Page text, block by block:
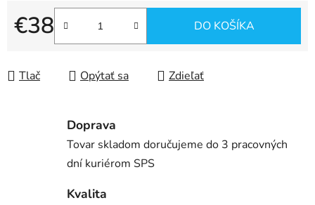
€38
Jednotková cena:
DO KOŠÍKA
Tlač Opýtať sa Zdieľať
Doprava
Tovar skladom doručujeme do 3 pracovných
dní kuriérom SPS
Kvalita